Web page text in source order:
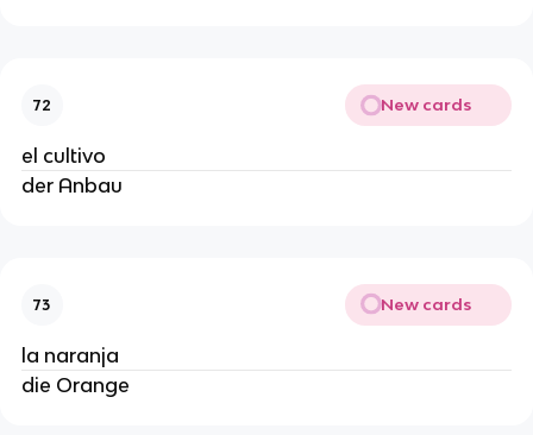
72 New cards
el cultivo
der Anbau
73 New cards
la naranja
die Orange